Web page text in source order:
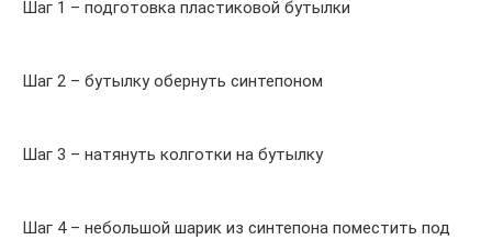
Шаг 1 – подготовка пластиковой бутылки
Шаг 2 – бутылку обернуть синтепоном
Шаг 3 – натянуть колготки на бутылку
Шаг 4 – небольшой шарик из синтепона поместить под